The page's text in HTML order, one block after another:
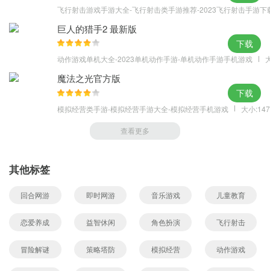
飞行射击游戏手游大全-飞行射击类手游推荐-2023飞行射击手游下
巨人的猎手2 最新版
动作游戏单机大全-2023单机动作手游-单机动作手游手机游戏
下载
魔法之光官方版
模拟经营类手游-模拟经营手游大全-模拟经营手机游戏 大小
下载
查看更多
其他标签
回合网游 即时网游 音乐游戏 儿童教育
恋爱养成 益智休闲 角色扮演 飞行射击
冒险解谜 策略塔防 模拟经营 动作游戏